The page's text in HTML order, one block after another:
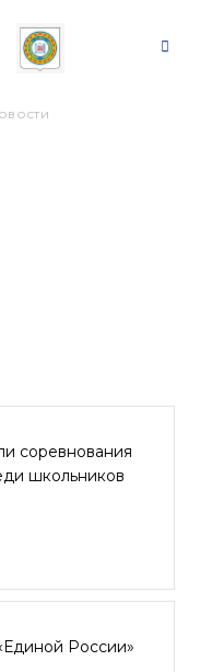
соревнования
школьников
России»